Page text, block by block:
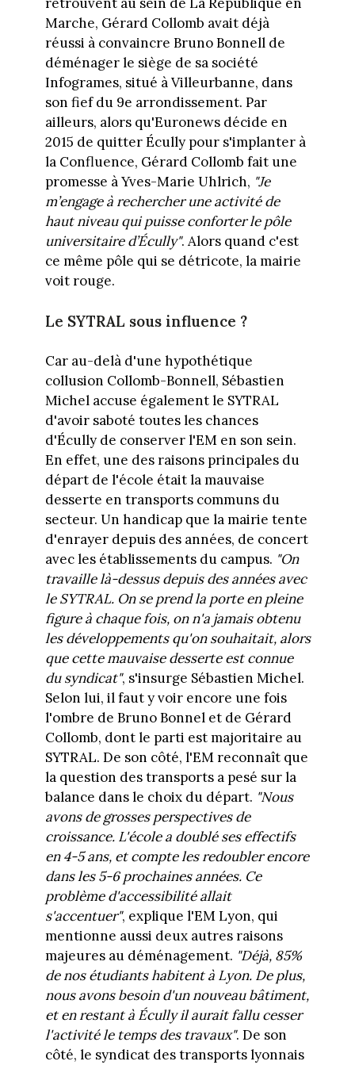
Marche, Gérard Collomb avait déjà
réussi à convaincre Bruno Bonnell de
déménager le siège de sa société
Infogrames, situé à Villeurbanne, dans
son fief du 9e arrondissement. Par
ailleurs, alors qu'Euronews décide en
2015 de quitter Écully pour s'implanter à
la Confluence, Gérard Collomb fait une
promesse à Yves-Marie Uhlrich, "Je
m’engage à rechercher une activité de
haut niveau qui puisse conforter le pôle
universitaire d’Écully". Alors quand c'est
ce même pôle qui se détricote, la mairie
voit rouge.
Le SYTRAL sous influence ?
Car au-delà d'une hypothétique
collusion Collomb-Bonnell, Sébastien
Michel accuse également le SYTRAL
d'avoir saboté toutes les chances
d'Écully de conserver l'EM en son sein.
En effet, une des raisons principales du
départ de l'école était la mauvaise
desserte en transports communs du
secteur. Un handicap que la mairie tente
d'enrayer depuis des années, de concert
avec les établissements du campus. "On
travaille là-dessus depuis des années avec
le SYTRAL. On se prend la porte en pleine
figure à chaque fois, on n'a jamais obtenu
les développements qu'on souhaitait, alors
que cette mauvaise desserte est connue
du syndicat", s'insurge Sébastien Michel.
Selon lui, il faut y voir encore une fois
l'ombre de Bruno Bonnel et de Gérard
Collomb, dont le parti est majoritaire au
SYTRAL. De son côté, l'EM reconnaît que
la question des transports a pesé sur la
balance dans le choix du départ. "Nous
avons de grosses perspectives de
croissance. L'école a doublé ses effectifs
en 4-5 ans, et compte les redoubler encore
dans les 5-6 prochaines années. Ce
problème d'accessibilité allait
s'accentuer", explique l'EM Lyon, qui
mentionne aussi deux autres raisons
majeures au déménagement. "Déjà, 85%
de nos étudiants habitent à Lyon. De plus,
nous avons besoin d'un nouveau bâtiment,
et en restant à Écully il aurait fallu cesser
l'activité le temps des travaux". De son
côté, le syndicat des transports lyonnais